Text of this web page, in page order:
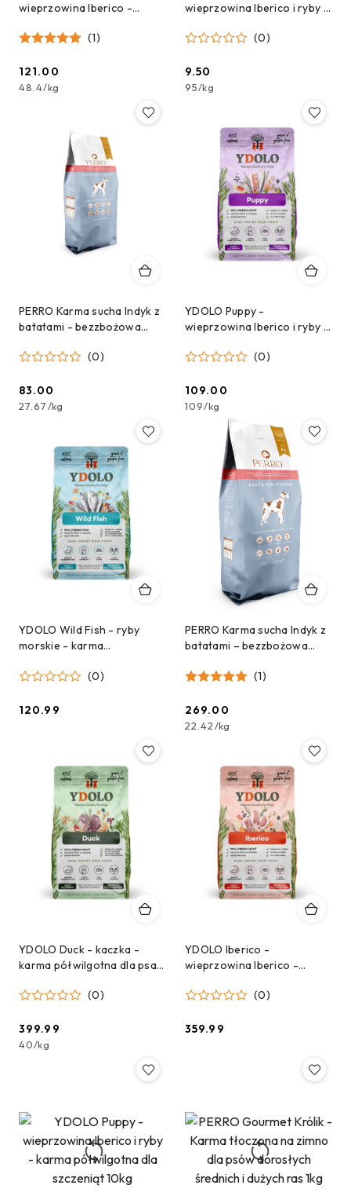
wieprzowina Iberico -
(2,5kg)
(1)
Cena:
121.00
48.4/kg
wieprzowina Iberico i ryby -
szczeniąt - próbka 100g
(0)
Cena:
9.50
95/kg
PERRO Karma sucha Indyk z
batatami - bezzbożowa
dorosłych średnich i dużych
(0)
Cena:
83.00
27.67/kg
YDOLO Puppy -
wieprzowina Iberico i ryby -
szczeniąt (2,5kg)
(0)
Cena:
109.00
109/kg
YDOLO Wild Fish - ryby
morskie - karma
(0)
Cena:
120.99
PERRO Karma sucha Indyk z
batatami – bezzbożowa
dorosłych średnich i dużych
(1)
Cena:
269.00
22.42/kg
YDOLO Duck - kaczka -
karma półwilgotna dla psa
(0)
Cena:
399.99
40/kg
YDOLO Iberico -
wieprzowina Iberico -
10kg
(0)
Cena:
359.99